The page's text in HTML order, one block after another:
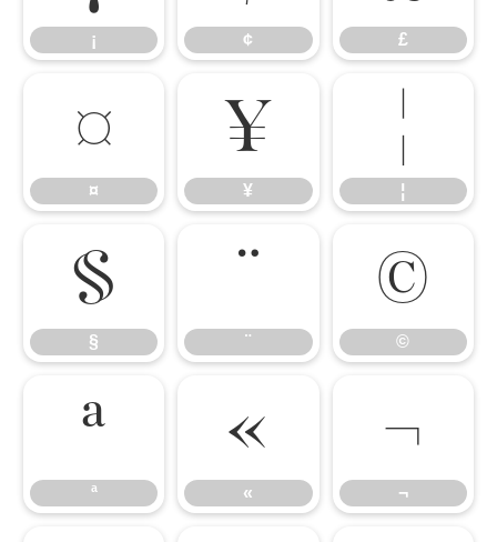
¡ ¢ £
¤
¤
¥
¥
¦
¦
§
§
¨
¨
©
©
ª
ª
«
«
¬
¬